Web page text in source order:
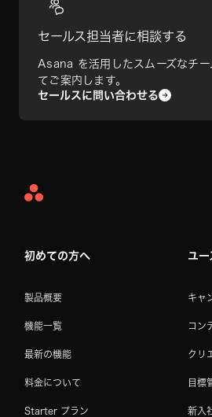
セールス担当者に相談する
Asana を活用したスムーズなチ
てご案内します。
セールスに問い合わせる
Asana
初めての方へ
製品概要
機能一覧
最新の機能
料金について
Starter プラン
ユー
キャ
コン
クリ
目標
新入